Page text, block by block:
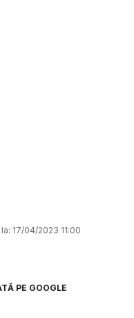
17/04/2023 11:00
PE GOOGLE